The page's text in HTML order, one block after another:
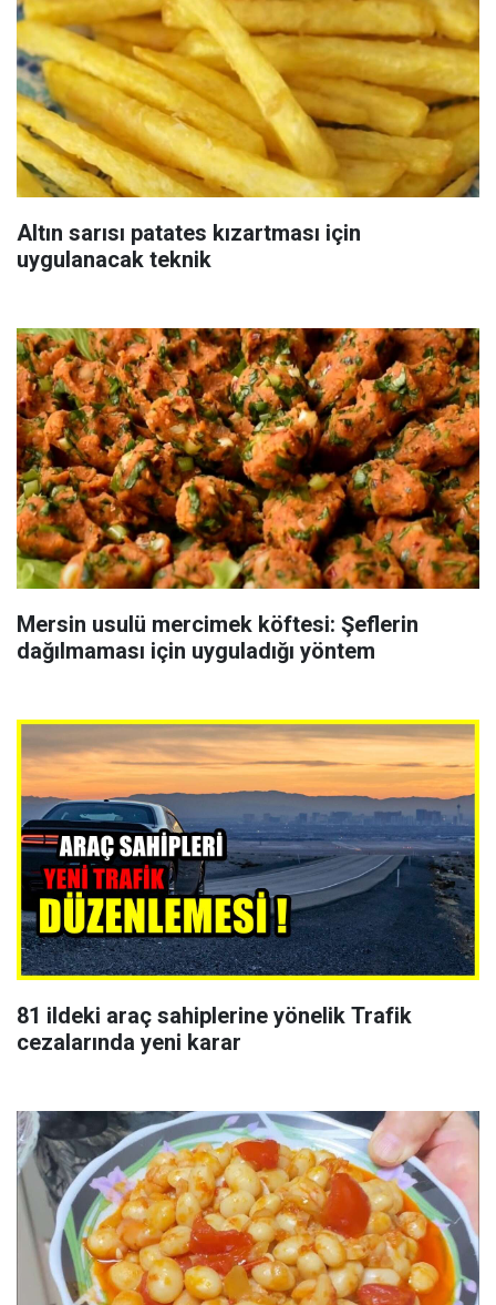
Altın sarısı patates kızartması için
uygulanacak teknik
Mersin usulü mercimek köftesi: Şeflerin
dağılmaması için uyguladığı yöntem
81 ildeki araç sahiplerine yönelik Trafik
cezalarında yeni karar